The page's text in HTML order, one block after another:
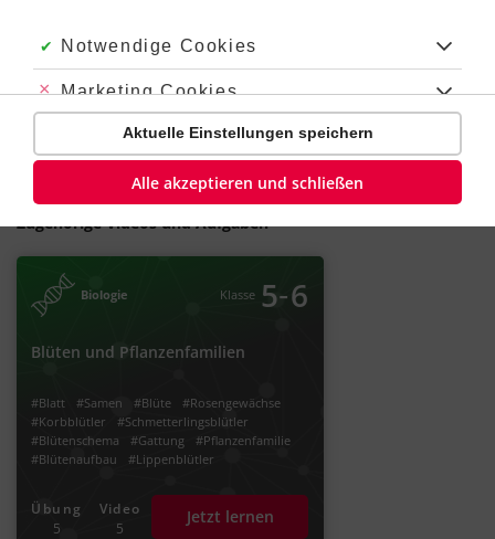
Schlagworte
#Keimblätter
Zugehörige Videos und Aufgaben
Biologie Klasse 5‐6
Blüten und Pflanzenfamilien
#Blatt #Samen #Blüte
#Rosengewächse
#Korbblütler
#Schmetterlingsblütler
#Blütenschema
#Gattung
#Pflanzenfamilie
#Blütenaufbau
#Lippenblütler
Übung
5
Video
5
Jetzt lernen
Akzeptiert:
Notwendige Cookies
Abgelehnt:
Marketing Cookies
Abgelehnt:
Personalisierungs-Cookies
Aktuelle Einstellungen speichern
Alle akzeptieren und schließen